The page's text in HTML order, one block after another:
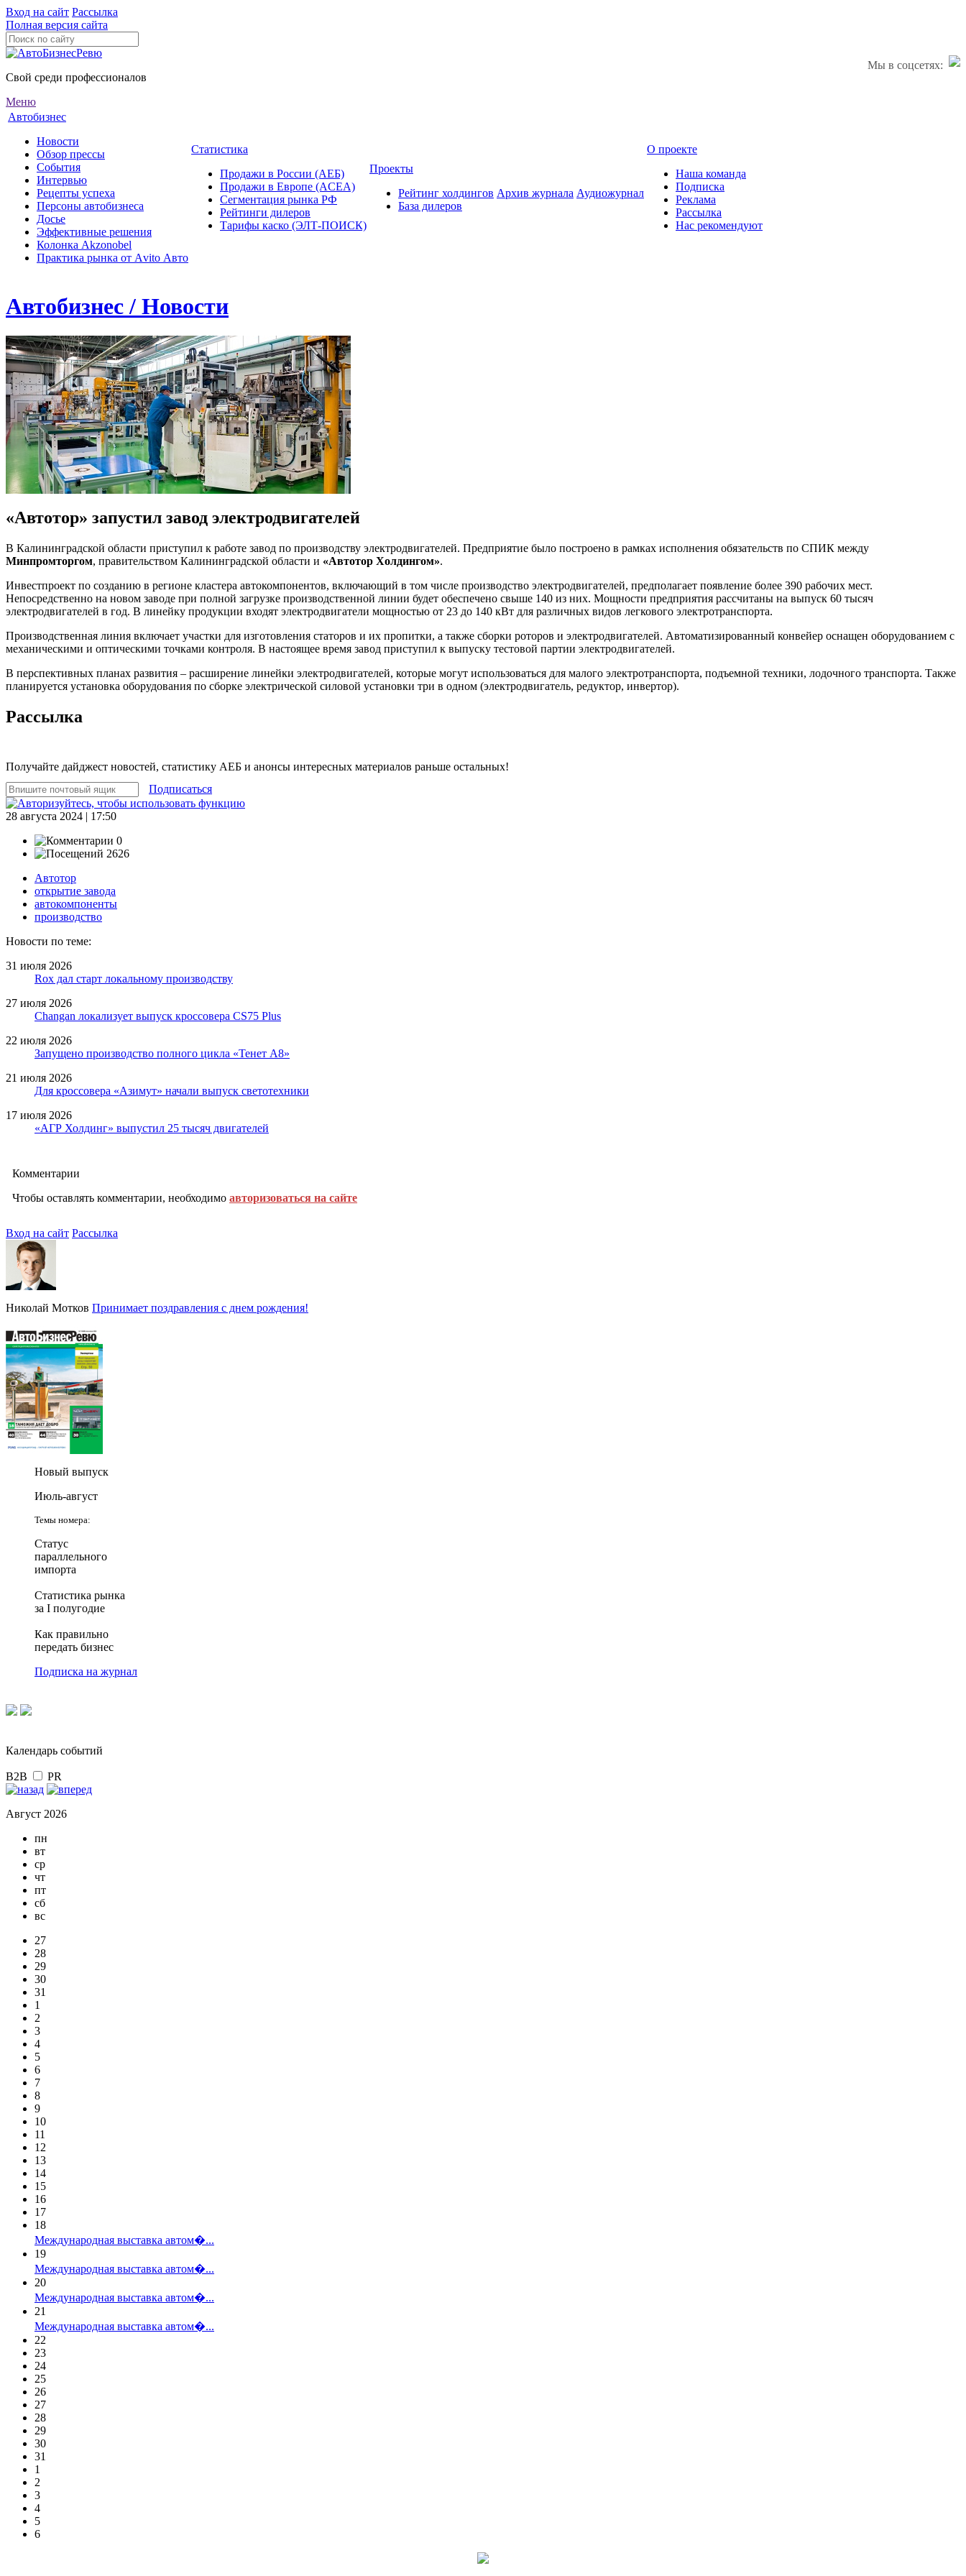
Вход на сайт Рассылка
Полная версия сайта
Мы в соцсетях:
Свой среди профессионалов
Меню
Автобизнес
Новости
Обзор прессы
События
Интервью
Рецепты успеха
Персоны автобизнеса
Досье
Эффективные решения
Колонка Akzonobel
Практика рынка от Аvito Авто
Статистика
Продажи в России (АЕБ)
Продажи в Европе (ACEA)
Сегментация рынка РФ
Рейтинги дилеров
Тарифы каско (ЭЛТ-ПОИСК)
Проекты
Рейтинг холдингов
База дилеров
Архив журнала Аудиожурнал
О проекте
Наша команда
Подписка
Реклама
Рассылка
Нас рекомендуют
Автобизнес / Новости
«Автотор» запустил завод электродвигателей
В Калининградской области приступил к работе завод по производству электродвигателей. Предприятие было построено в рамках исполнения обязательств по СПИК между
Минпромторгом, правительством Калининградской области и «Автотор Холдингом».
Инвестпроект по созданию в регионе кластера автокомпонентов, включающий в том числе производство электродвигателей, предполагает появление более 390 рабочих мест.
Непосредственно на новом заводе при полной загрузке производственной линии будет обеспечено свыше 140 из них. Мощности предприятия рассчитаны на выпуск 60 тысяч
электродвигателей в год. В линейку продукции входят электродвигатели мощностью от 23 до 140 кВт для различных видов легкового электротранспорта.
Производственная линия включает участки для изготовления статоров и их пропитки, а также сборки роторов и электродвигателей. Автоматизированный конвейер оснащен оборудованием с
механическими и оптическими точками контроля. В настоящее время завод приступил к выпуску тестовой партии электродвигателей.
В перспективных планах развития – расширение линейки электродвигателей, которые могут использоваться для малого электротранспорта, подъемной техники, лодочного транспорта. Также
планируется установка оборудования по сборке электрической силовой установки три в одном (электродвигатель, редуктор, инвертор).
Рассылка
Получайте дайджест новостей, статистику АЕБ и анонсы интересных материалов раньше остальных!
Подписаться
28 августа 2024 | 17:50
0
2626
Автотор
открытие завода
автокомпоненты
производство
Новости по теме:
31 июля 2026
Rox дал старт локальному производству
27 июля 2026
Changan локализует выпуск кроссовера CS75 Plus
22 июля 2026
Запущено производство полного цикла «Тенет A8»
21 июля 2026
Для кроссовера «Азимут» начали выпуск светотехники
17 июля 2026
«АГР Холдинг» выпустил 25 тысяч двигателей
Комментарии
Чтобы оставлять комментарии, необходимо авторизоваться на сайте
Вход на сайт Рассылка
Николай Мотков Принимает поздравления с днем рождения!
Новый выпуск
Июль-август
Темы номера:
Статус
параллельного
импорта
Статистика рынка
за I полугодие
Как правильно
передать бизнес
Подписка на журнал
Календарь событий
B2B PR
Август 2026
пн
вт
ср
чт
пт
сб
вс
27
28
29
30
31
1
2
3
4
5
6
7
8
9
10
11
12
13
14
15
16
17
18
Международная выставка автом�...
19
Международная выставка автом�...
20
Международная выставка автом�...
21
Международная выставка автом�...
22
23
24
25
26
27
28
29
30
31
1
2
3
4
5
6